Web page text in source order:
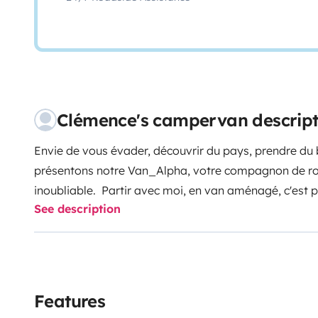
Clémence's campervan
Envie de vous évader, découvrir du pays, prendre
présentons notre Van_Alpha, votre compagnon de
inoubliable. Partir avec moi, en van aménagé, c'est
car je me conduis comme une voiture, je passe sous
moins de 2m, un tarif péage au prix d'une voiture
de belles journées de découverte et d'aventure, vous
See description
Features